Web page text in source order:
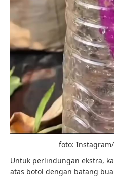
foto:
Untuk perlindungan ekstra,
atas botol dengan batang